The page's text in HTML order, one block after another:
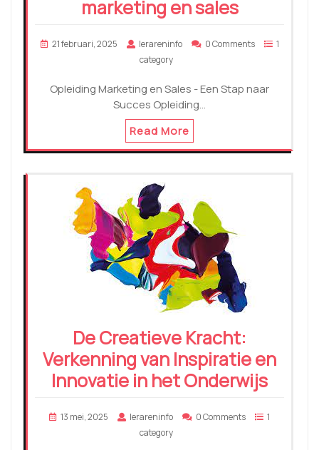
marketing en sales
21 februari, 2025 lerareninfo 0 Comments
1
category
Opleiding Marketing en Sales - Een Stap naar
Succes Opleiding…
Read More
De Creatieve Kracht:
Verkenning van Inspiratie en
Innovatie in het Onderwijs
13 mei, 2025 lerareninfo 0 Comments
1
category